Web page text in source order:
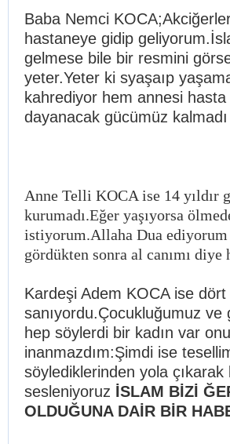
Baba Nemci
hastaneye gidip
gelmese bile bir resmini
yeter.Yeter ki syaşaıp
kahrediyor hem annesi
dayanacak gücümüz
Anne Telli KOCA ise 14 yıldır
kurumadı.Eğer yaşıyorsa
istiyorum.Allaha Dua ediyorum
gördükten sonra al canımı
Kardeşi Adem KOCA ise
sanıyordu.Çocukluğumuz
hep söylerdi bir kadın var
inanmazdım:Şimdi ise
söylediklerinden yola çıkarak
sesleniyoruz İSLAM BİZİ
OLDUĞUNA DAİR BİR